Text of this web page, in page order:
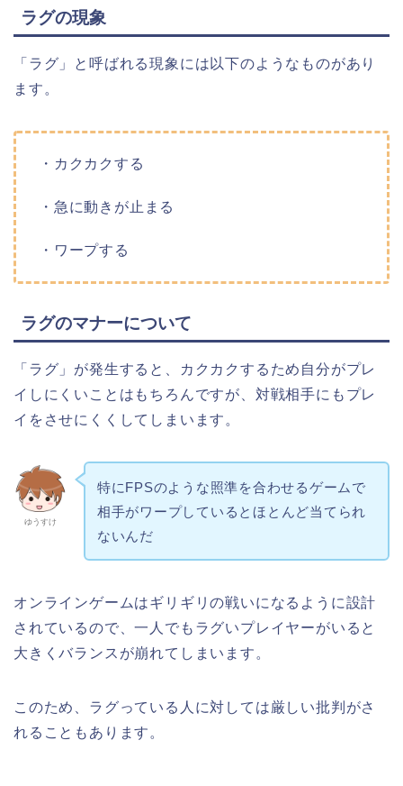
ラグの現象
「ラグ」と呼ばれる現象には以下のようなものがあり
ます。
・カクカクする
・急に動きが止まる
・ワープする
ラグのマナーについて
「ラグ」が発生すると、カクカクするため自分がプレ
イしにくいことはもちろんですが、対戦相手にもプレ
イをさせにくくしてしまいます。
ゆうすけ
特にFPSのような照準を合わせるゲームで
相手がワープしているとほとんど当てられ
ないんだ
オンラインゲームはギリギリの戦いになるように設計
されているので、一人でもラグいプレイヤーがいると
大きくバランスが崩れてしまいます。
このため、ラグっている人に対しては厳しい批判がさ
れることもあります。